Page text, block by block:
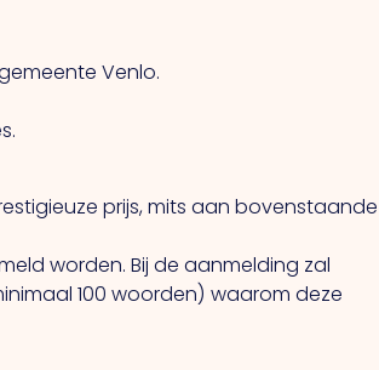
Venlo.
prijs, mits aan bovenstaande
worden. Bij de aanmelding zal
100 woorden) waarom deze